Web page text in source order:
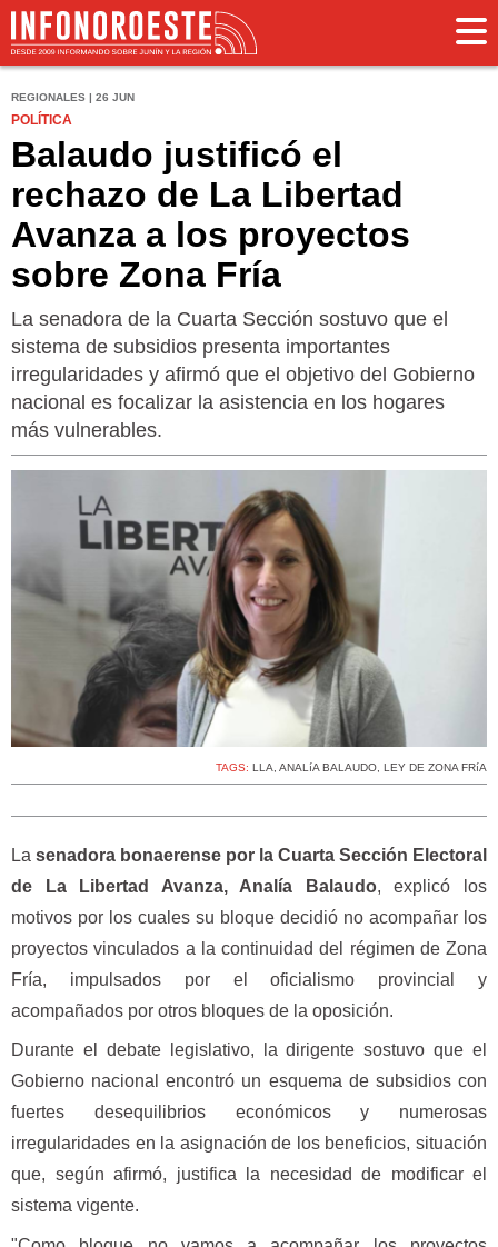
REGIONALES | 26 JUN
POLÍTICA
Balaudo justificó el
rechazo de La Libertad
Avanza a los proyectos
sobre Zona Fría
La senadora de la Cuarta Sección sostuvo que el
sistema de subsidios presenta importantes
irregularidades y afirmó que el objetivo del Gobierno
nacional es focalizar la asistencia en los hogares
más vulnerables.
TAGS: LLA, ANALíA BALAUDO, LEY DE ZONA FRíA
La senadora bonaerense por la Cuarta Sección Electoral
de La Libertad Avanza, Analía Balaudo, explicó los
motivos por los cuales su bloque decidió no acompañar los
proyectos vinculados a la continuidad del régimen de Zona
Fría, impulsados por el oficialismo provincial y
acompañados por otros bloques de la oposición.
Durante el debate legislativo, la dirigente sostuvo que el
Gobierno nacional encontró un esquema de subsidios con
fuertes desequilibrios económicos y numerosas
irregularidades en la asignación de los beneficios, situación
que, según afirmó, justifica la necesidad de modificar el
sistema vigente.